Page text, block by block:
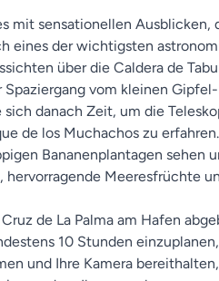
mit sensationellen
eines der wichtigsten
über die Caldera de
vom kleinen
danach Zeit, um die
de los Muchachos zu
Bananenplantagen
Meeresfrüchte
de La Palma am Hafen
10 Stunden
und Ihre Kamera